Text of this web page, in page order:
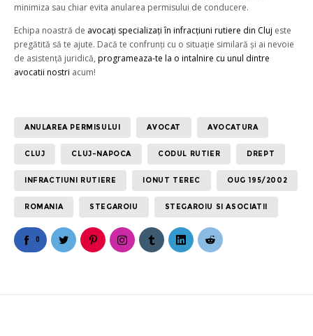
minimiza sau chiar evita anularea permisului de conducere.
Echipa noastră de avocați specializați în infracțiuni rutiere din Cluj este
pregătită să te ajute. Dacă te confrunți cu o situație similară și ai nevoie
de asistență juridică, programeaza-te la o intalnire cu unul dintre
avocatii nostri acum!
ANULAREA PERMISULUI AVOCAT AVOCATURA
CLUJ CLUJ-NAPOCA CODUL RUTIER DREPT
INFRACTIUNI RUTIERE IONUT TEREC OUG 195/2002
ROMANIA STEGAROIU STEGAROIU SI ASOCIATII
0